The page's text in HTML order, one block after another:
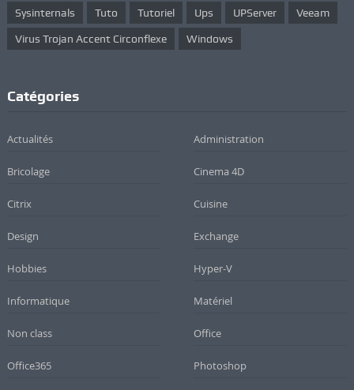
Sysinternals Tuto Tutoriel Ups UPServer Veeam
Virus Trojan Accent Circonflexe Windows
Catégories
Actualités Administration
Bricolage Cinema 4D
Citrix Cuisine
Design Exchange
Hobbies Hyper-V
Informatique Matériel
Non class Office
Office365 Photoshop